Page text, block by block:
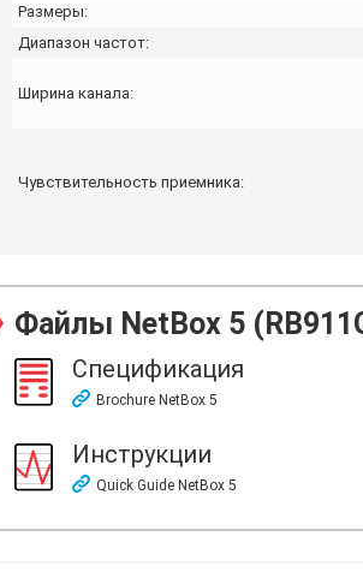
Размеры:
Диапазон частот:
Ширина канала:
Чувствительность приемника:
Файлы NetBox 5
Спецификация
Brochure NetBox 5
Инструкции
Quick Guide NetBox 5